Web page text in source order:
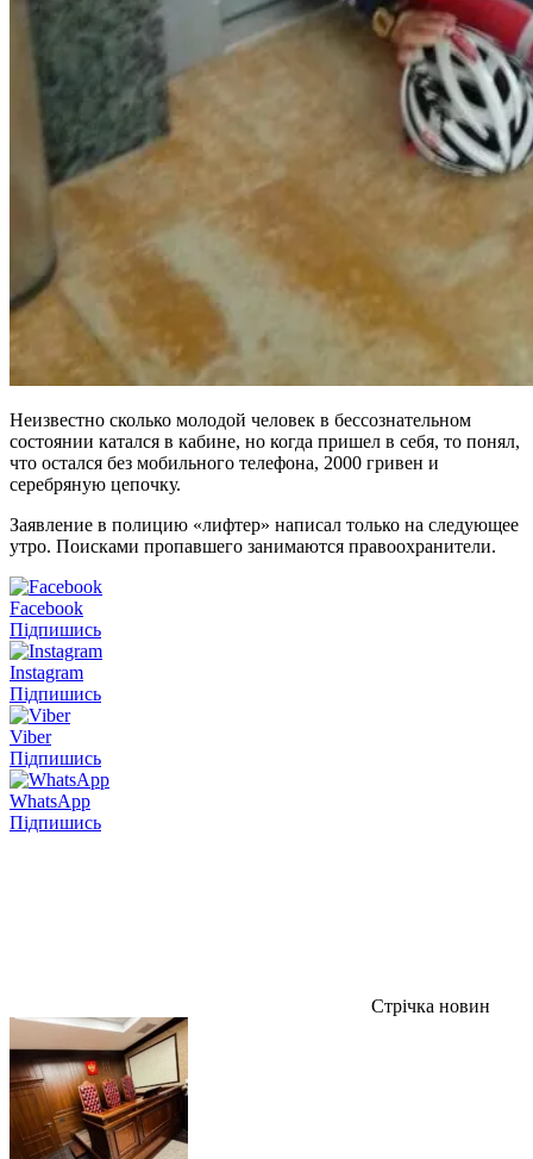
Неизвестно сколько молодой человек в бессознательном
состоянии катался в кабине, но когда пришел в себя, то понял,
что остался без мобильного телефона, 2000 гривен и
серебряную цепочку.
Заявление в полицию «лифтер» написал только на следующее
утро. Поисками пропавшего занимаются правоохранители.
Facebook
Підпишись
Instagram
Підпишись
Viber
Підпишись
WhatsApp
Підпишись
Стрічка новин